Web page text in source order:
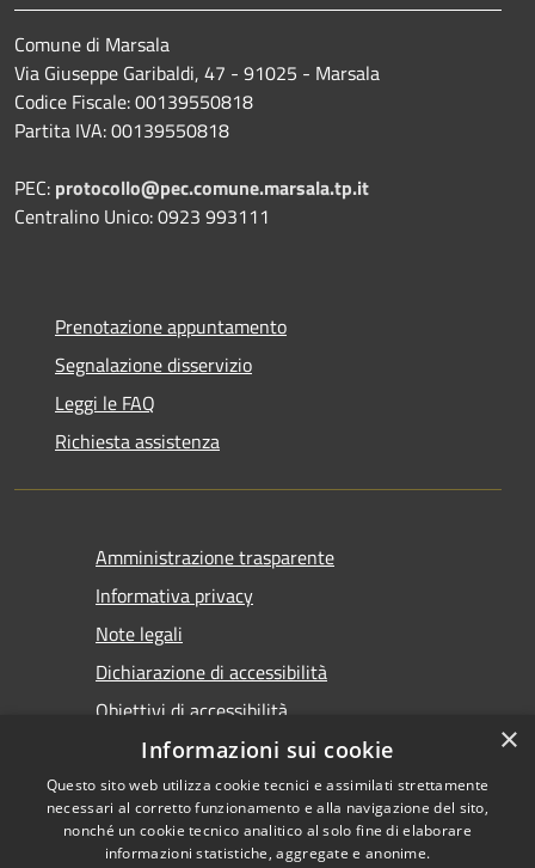
Comune di Marsala
Via Giuseppe Garibaldi, 47 - 91025 - Marsala
Codice Fiscale: 00139550818
Partita IVA: 00139550818
PEC: protocollo@pec.comune.marsala.tp.it
Centralino Unico: 0923 993111
Prenotazione appuntamento
Segnalazione disservizio
Leggi le FAQ
Richiesta assistenza
Amministrazione trasparente
Informativa privacy
Note legali
Dichiarazione di accessibilità
Obiettivi di accessibilità
Copyright © 2026 • Comune di
×
Informazioni sui cookie
Questo sito web utilizza cookie tecnici e assimilati strettamente
necessari al corretto funzionamento e alla navigazione del sito,
nonché un cookie tecnico analitico al solo fine di elaborare
informazioni statistiche, aggregate e anonime.